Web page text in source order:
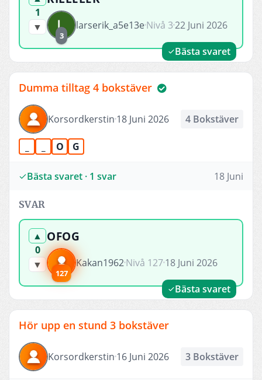
Bästa svaret
1
▼
3
larserik_a5e13eNivå 322 Juni 2026
Dumma tilltag 4 bokstäver
Korsordkerstin 18 Juni 2026 4 Bokstäver
O G
Bästa svaret · 1 svar 18 Juni
SVAR
Bästa svaret
▲
0
▼
OFOG
127
Kakan1962Nivå 12718 Juni 2026
Hör upp en stund 3 bokstäver
Korsordkerstin 16 Juni 2026 3 Bokstäver